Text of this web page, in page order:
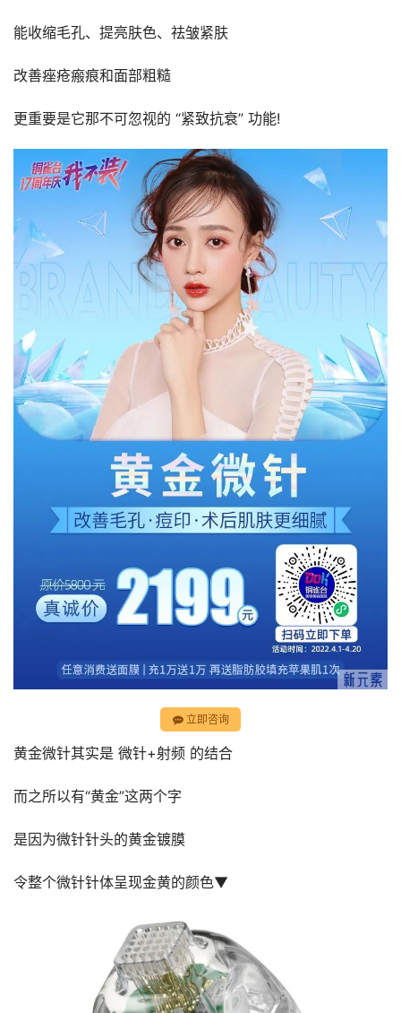
能收缩毛孔、提亮肤色、祛皱紧肤
改善痤疮瘢痕和面部粗糙
更重要是它那不可忽视的 “紧致抗衰” 功能!
立即咨询
黄金微针其实是 微针+射频 的结合
而之所以有“黄金”这两个字
是因为微针针头的黄金镀膜
令整个微针针体呈现金黄的颜色▼